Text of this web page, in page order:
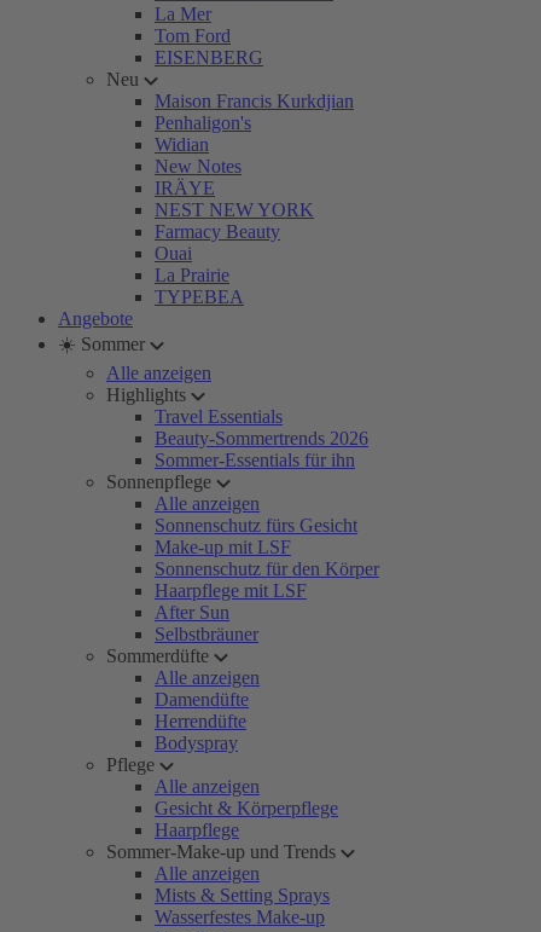
La Mer
Tom Ford
EISENBERG
Neu
Maison Francis Kurkdjian
Penhaligon's
Widian
New Notes
IRÄYE
NEST NEW YORK
Farmacy Beauty
Ouai
La Prairie
TYPEBEA
Angebote
☀️ Sommer
Alle anzeigen
Highlights
Travel Essentials
Beauty-Sommertrends 2026
Sommer-Essentials für ihn
Sonnenpflege
Alle anzeigen
Sonnenschutz fürs Gesicht
Make-up mit LSF
Sonnenschutz für den Körper
Haarpflege mit LSF
After Sun
Selbstbräuner
Sommerdüfte
Alle anzeigen
Damendüfte
Herrendüfte
Bodyspray
Pflege
Alle anzeigen
Gesicht & Körperpflege
Haarpflege
Sommer-Make-up und Trends
Alle anzeigen
Mists & Setting Sprays
Wasserfestes Make-up